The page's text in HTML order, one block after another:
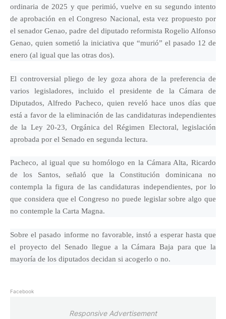
ordinaria de 2025 y que perimió, vuelve en su segundo intento
de aprobación en el Congreso Nacional, esta vez propuesto por
el senador Genao, padre del diputado reformista Rogelio Alfonso
Genao, quien sometió la iniciativa que “murió” el pasado 12 de
enero (al igual que las otras dos).
El controversial pliego de ley goza ahora de la preferencia de
varios legisladores, incluido el presidente de la Cámara de
Diputados, Alfredo Pacheco, quien reveló hace unos días que
está a favor de la eliminación de las candidaturas independientes
de la Ley 20-23, Orgánica del Régimen Electoral, legislación
aprobada por el Senado en segunda lectura.
Pacheco, al igual que su homólogo en la Cámara Alta, Ricardo
de los Santos, señaló que la Constitución dominicana no
contempla la figura de las candidaturas independientes, por lo
que considera que el Congreso no puede legislar sobre algo que
no contemple la Carta Magna.
Sobre el pasado informe no favorable, instó a esperar hasta que
el proyecto del Senado llegue a la Cámara Baja para que la
mayoría de los diputados decidan si acogerlo o no.
Facebook
Responsive Advertisement